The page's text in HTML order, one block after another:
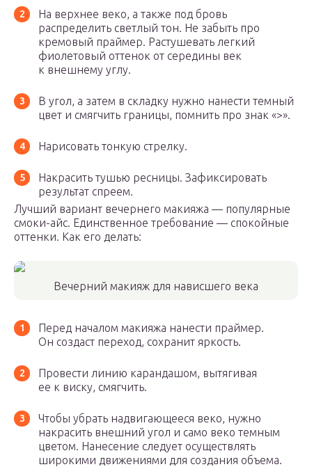
На верхнее веко, а также под бровь
распределить светлый тон. Не забыть про
кремовый праймер. Растушевать легкий
фиолетовый оттенок от середины век
к внешнему углу.
В угол, а затем в складку нужно нанести темный
цвет и смягчить границы, помнить про знак «>».
Нарисовать тонкую стрелку.
Накрасить тушью ресницы. Зафиксировать
результат спреем.
Лучший вариант вечернего макияжа — популярные
смоки-айс. Единственное требование — спокойные
оттенки. Как его делать:
Вечерний макияж для нависшего века
Перед началом макияжа нанести праймер.
Он создаст переход, сохранит яркость.
Провести линию карандашом, вытягивая
ее к виску, смягчить.
Чтобы убрать надвигающееся веко, нужно
накрасить внешний угол и само веко темным
цветом. Нанесение следует осуществлять
широкими движениями для создания объема.